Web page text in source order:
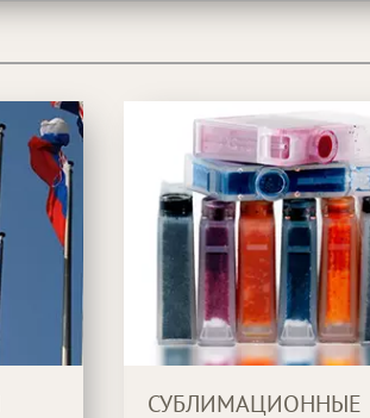
СУБЛИМАЦИОННЫЕ